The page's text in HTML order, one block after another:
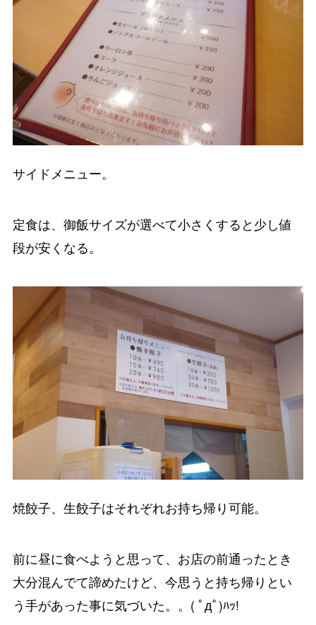
サイドメニュー。
定食は、御飯サイズが選べて小さくすると少し値
段が安くなる。
焼餃子、生餃子はそれぞれお持ち帰り可能。
前に昼に食べようと思って、お店の前通ったとき
大分混んでて諦めたけど、今思うと持ち帰りとい
う手があった事に気づいた。。( ﾟдﾟ)ﾊｯ!